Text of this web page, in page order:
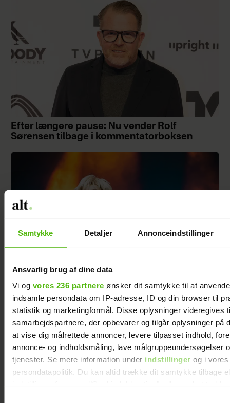
Samtykke Detaljer Annonceindstillinger
Ansvarlig brug af dine data
Vi og vores 236 partnere ønsker dit samtykke til at
indsamle persondata om IP-adresse, ID og din browser til
statistik og marketingformål. Disse oplysninger videregives
samarbejdspartnere, der opbevarer og tilgår oplysninger på
at vise dig målrettede annoncer, levere tilpasset indhold,
annonce- og indholdsmåling, lave målgruppeundersøgelser
tjenester. Se mere information under indstillinger og i vores
persondatapolitik. Du kan altid trække dit samtykke tilbage
Efter længere pause: Nu vender Rolf
Sørensen tilbage i kommentatorboksen
Birthe Kjær overraskede publikum på scenen